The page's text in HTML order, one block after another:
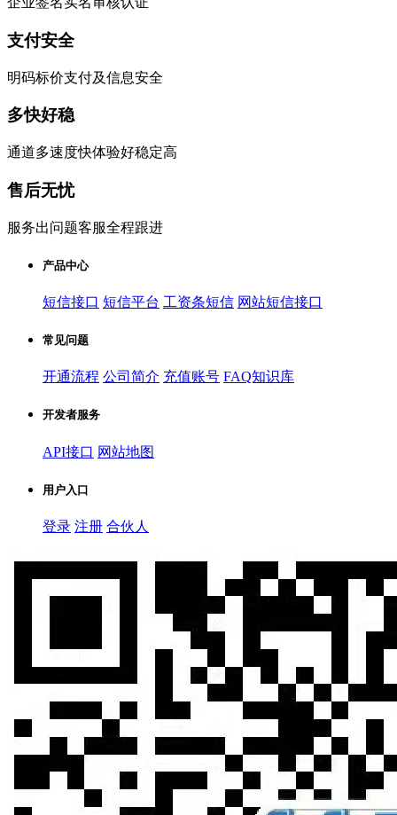
支付安全
明码标价支付及信息安全
多快好稳
通道多速度快体验好稳定高
售后无忧
服务出问题客服全程跟进
产品中心
短信接口 短信平台 工资条短信 网站短信接口
常见问题
开通流程 公司简介 充值账号 FAQ知识库
开发者服务
API接口 网站地图
用户入口
登录 注册 合伙人